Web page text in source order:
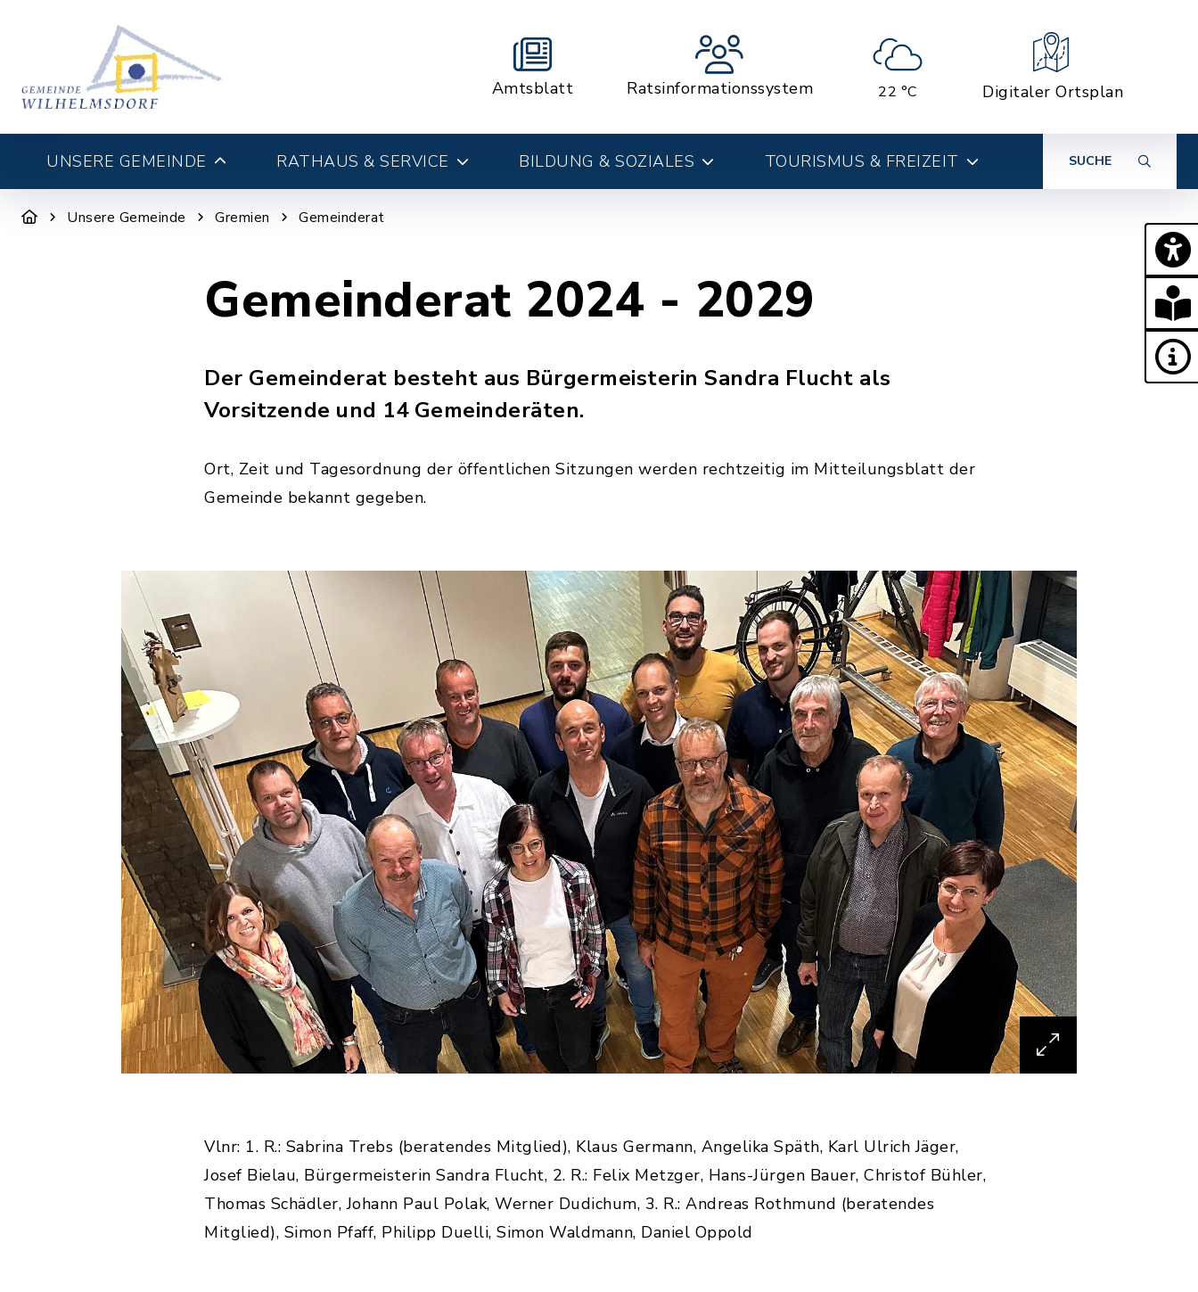
Amtsblatt Ratsinformationssystem 22 °C Digitaler Ortsplan
UNSERE GEMEINDE RATHAUS & SERVICE BILDUNG & SOZIALES TOURISMUS & FREIZEIT SUCHE
Unsere Gemeinde Gremien Gemeinderat
Gemeinderat 2024 - 2029
Der Gemeinderat besteht aus Bürgermeisterin Sandra Flucht als
Vorsitzende und 14 Gemeinderäten.
Ort, Zeit und Tagesordnung der öffentlichen Sitzungen werden rechtzeitig im Mitteilungsblatt der
Gemeinde bekannt gegeben.
Vlnr: 1. R.: Sabrina Trebs (beratendes Mitglied), Klaus Germann, Angelika Späth, Karl Ulrich Jäger,
Josef Bielau, Bürgermeisterin Sandra Flucht, 2. R.: Felix Metzger, Hans-Jürgen Bauer, Christof Bühler,
Thomas Schädler, Johann Paul Polak, Werner Dudichum, 3. R.: Andreas Rothmund (beratendes
Mitglied), Simon Pfaff, Philipp Duelli, Simon Waldmann, Daniel Oppold